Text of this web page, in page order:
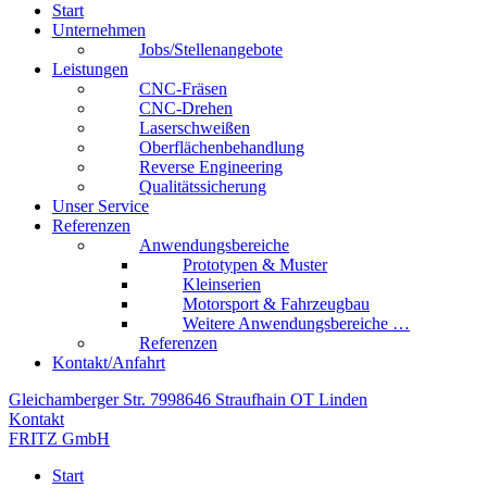
Start
Unternehmen
Jobs/Stellenangebote
Leistungen
CNC-Fräsen
CNC-Drehen
Laserschweißen
Oberflächenbehandlung
Reverse Engineering
Qualitätssicherung
Unser Service
Referenzen
Anwendungsbereiche
Prototypen & Muster
Kleinserien
Motorsport & Fahrzeugbau
Weitere Anwendungsbereiche …
Referenzen
Kontakt/Anfahrt
Gleichamberger Str. 7998646 Straufhain OT Linden
Kontakt
FRITZ GmbH
Start